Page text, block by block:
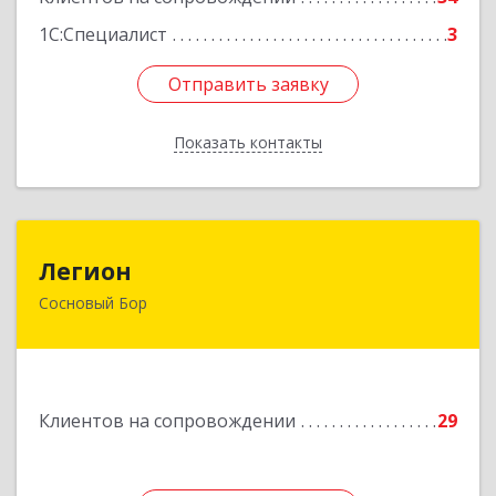
1С:Специалист
3
Отправить заявку
Показать контакты
Отправить заявку
Назад
Легион
Сосновый Бор
Клиентов на сопровождении 29
188544, Ленинградская обл, Сосновый Бор г,